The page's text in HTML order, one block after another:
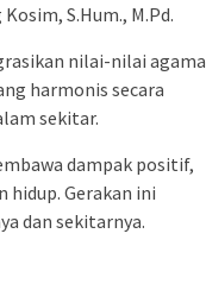
S.Hum., M.Pd.
nilai-nilai agama
harmonis secara
sekitar.
dampak positif,
hidup. Gerakan ini
dan sekitarnya.